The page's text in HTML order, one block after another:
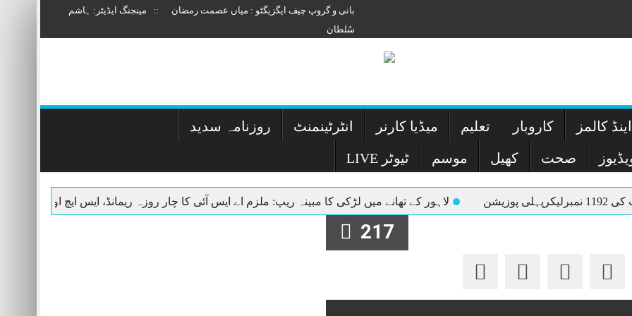
بانی و گروپ چیف ایگزیگٹو : میاں عصمت رمضان :: مینجنگ ایڈیٹر: ہاشم
سُلطان
کالمز کاروبار تعلیم میڈیا کارنر انٹرٹینمنٹ روزنامہ سدید
صحت کھیل موسم LIVE ٹیوٹر
میں لڑکی کا مبینہ ریپ: ملزم اے ایس آئی کا چار روزہ ریمانڈ، ایس ایچ او سمیت 78 پولیس اہلکار معطل 5 اگست: شمشیرِ جبراورآزادی کا لافانی عزم – ​تحریر: میاں عصمت رمضان
217